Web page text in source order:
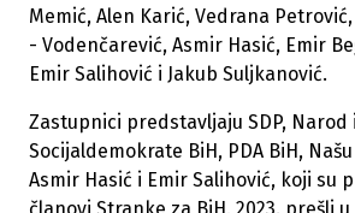
Memić, Alen Karić, Vedrana
- Vodenčarević, Asmir Hasić, Emir
Emir Salihović i Jakub Suljkanović.
Zastupnici predstavljaju SDP, Narod
Socijaldemokrate BiH, PDA BiH,
Asmir Hasić i Emir Salihović, koji su